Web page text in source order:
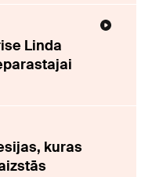
Linda
kuras